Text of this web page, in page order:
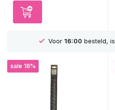
Voor 16:00 besteld, is
sale 18%